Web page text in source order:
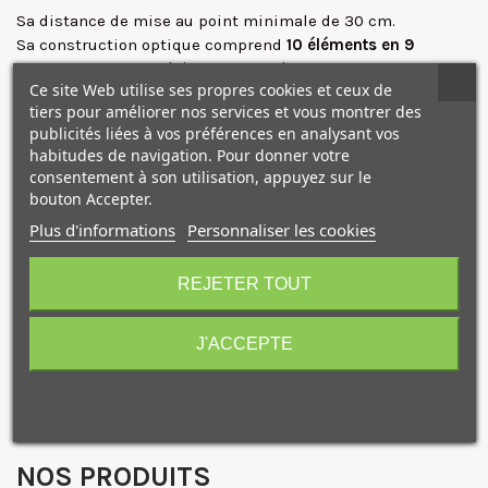
Sa distance de mise au point minimale de 30 cm.
Sa construction optique comprend 10 éléments en 9
groupesdont trois éléments asphériques.
Comme les autres objectifs XCD, le 38mm f/2.5 il est
équipé d'unobturateur à lame amélioréet peut atteindre
unevitesse d'obturation allant jusqu'à 1/2000s
la synchronisation du flash à toutes les vitesses.
L'objectif possède à la fois une bague de mise au point et
une bague de contrôle de l'objectif.
Pratique, l'AF automatique interne peut être annulé
manuellement pour un contrôle précis de la mise au point.
NOS PRODUITS
Ce site Web utilise ses propres cookies et ceux de
tiers pour améliorer nos services et vous montrer des
publicités liées à vos préférences en analysant vos
habitudes de navigation. Pour donner votre
consentement à son utilisation, appuyez sur le
bouton Accepter.
Plus d'informations Personnaliser les cookies
REJETER TOUT
J'ACCEPTE
10€ OFFERTS sur votre
premier achat !
J'accepte de recevoir des SMS de la part de la marque.
Obtenir mon code promo.